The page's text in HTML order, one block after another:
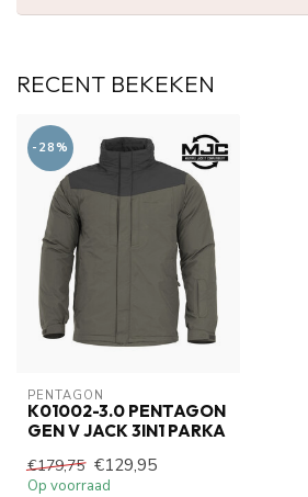
RECENT BEKEKEN
-28%
PENTAGON
K01002-3.0 PENTAGON
GEN V JACK 3IN1 PARKA
€179,75 €129,95
Op voorraad